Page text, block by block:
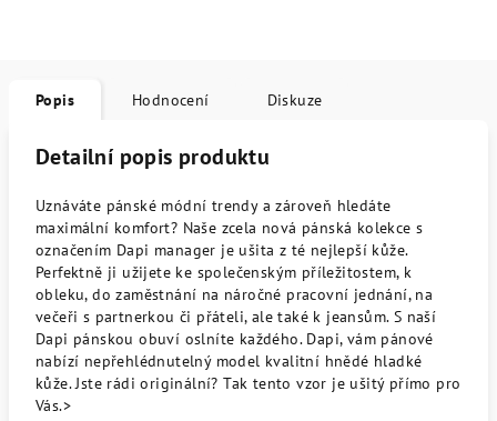
Popis Hodnocení Diskuze
Detailní popis produktu
Uznáváte pánské módní trendy a zároveň hledáte
maximální komfort? Naše zcela nová pánská kolekce s
označením Dapi manager je ušita z té nejlepší kůže.
Perfektně ji užijete ke společenským příležitostem, k
obleku, do zaměstnání na náročné pracovní jednání, na
večeři s partnerkou či přáteli, ale také k jeansům. S naší
Dapi pánskou obuví oslníte každého. Dapi, vám pánové
nabízí nepřehlédnutelný model kvalitní hnědé hladké
kůže. Jste rádi originální? Tak tento vzor je ušitý přímo pro
Vás.>